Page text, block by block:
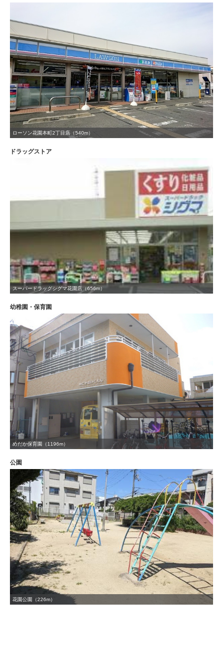
ローソン花園本町2丁目店（540m）
ドラッグストア
スーパードラッグシグマ花園店（656m）
幼稚園・保育園
めだか保育園（1196m）
公園
花園公園（226m）